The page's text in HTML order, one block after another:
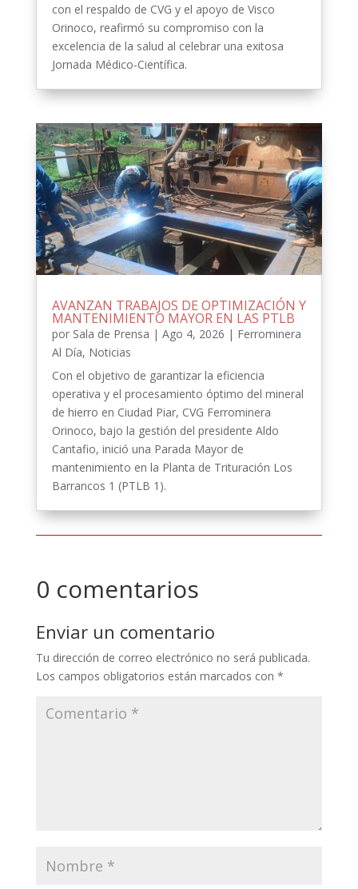
con el respaldo de CVG y el apoyo de Visco
Orinoco, reafirmó su compromiso con la
excelencia de la salud al celebrar una exitosa
Jornada Médico-Científica.
AVANZAN TRABAJOS DE OPTIMIZACIÓN Y
MANTENIMIENTO MAYOR EN LAS PTLB
por Sala de Prensa | Ago 4, 2026 | Ferrominera
Al Día, Noticias
Con el objetivo de garantizar la eficiencia
operativa y el procesamiento óptimo del mineral
de hierro en Ciudad Piar, CVG Ferrominera
Orinoco, bajo la gestión del presidente Aldo
Cantafio, inició una Parada Mayor de
mantenimiento en la Planta de Trituración Los
Barrancos 1 (PTLB 1).
0 comentarios
Enviar un comentario
Tu dirección de correo electrónico no será publicada.
Los campos obligatorios están marcados con *